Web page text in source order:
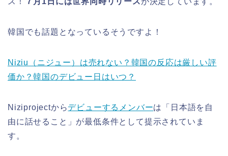
韓国でも話題となっているそうですよ！
Niziu（ニジュー）は売れない？韓国の反応は厳しい評
価か？韓国のデビュー日はいつ？
Niziprojectからデビューするメンバーは「日本語を自
由に話せること」が最低条件として提示されていま
す。